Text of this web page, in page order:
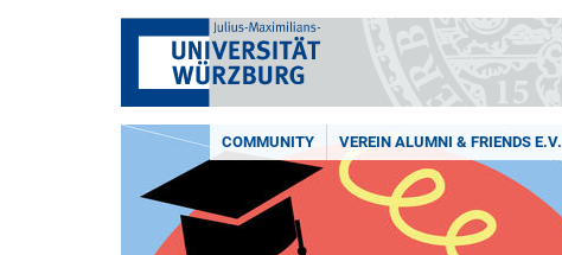
COMMUNITY VEREIN ALUMNI & FRIENDS E.V.